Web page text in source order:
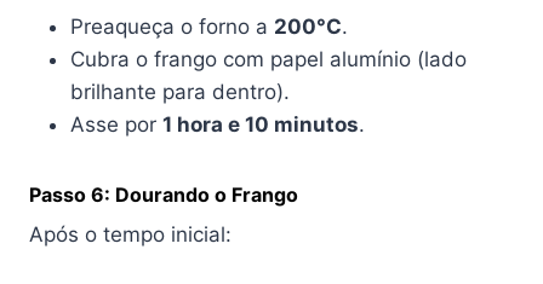
Preaqueça o forno a 200°C.
Cubra o frango com papel alumínio (lado
brilhante para dentro).
Asse por 1 hora e 10 minutos.
Passo 6: Dourando o Frango
Após o tempo inicial: